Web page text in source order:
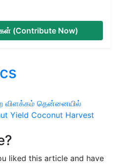
(Contribute Now)
விளக்கம் தென்னையில்
Yield Coconut Harvest
liked this article and have